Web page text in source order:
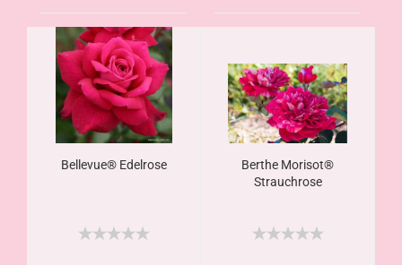
Bellevue® Edelrose
Berthe Morisot®
Strauchrose